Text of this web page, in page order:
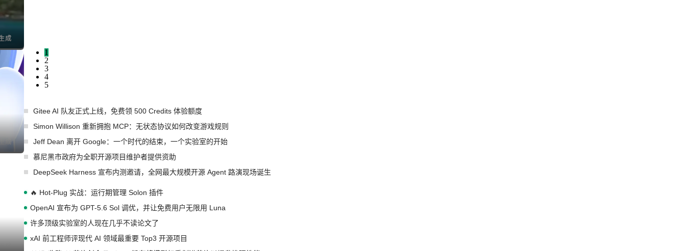
成
成
1
2
3
4
5
Gitee AI 队友正式上线，免费领 500 Credits 体验额度
Simon Willison 重新拥抱 MCP：无状态协议如何改变游戏规则
Jeff Dean 离开 Google：一个时代的结束，一个实验室的开始
慕尼黑市政府为全职开源项目维护者提供资助
DeepSeek Harness 宣布内测邀请，全网最大规模开源 Agent 路演现场诞生
🔥 Hot-Plug 实战：运行期管理 Solon 插件
OpenAI 宣布为 GPT-5.6 Sol 调优，并让免费用户无限用 Luna
许多顶级实验室的人现在几乎不读论文了
xAI 前工程师评现代 AI 领域最重要 Top3 开源项目